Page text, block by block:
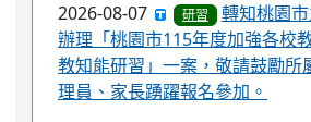
2026-08-07
研習
轉知桃園
辦理「桃園市115年度加強各校
教知能研習」一案，敬請鼓勵所
理員、家長踴躍報名參加。